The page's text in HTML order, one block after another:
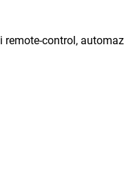
control,